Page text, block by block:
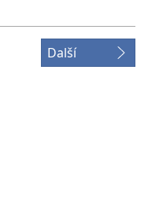
Další